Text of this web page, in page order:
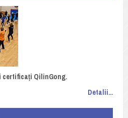
certificați QilinGong.
Detalii...